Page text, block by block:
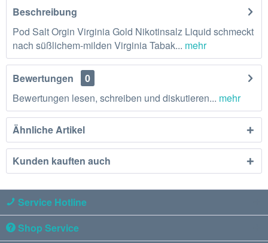
Beschreibung
Pod Salt Orgin Virginia Gold Nikotinsalz Liquid schmeckt
nach süßlichem-milden Virginia Tabak... mehr
Bewertungen
0
Bewertungen lesen, schreiben und diskutieren... mehr
Ähnliche Artikel
Kunden kauften auch
Service Hotline
Shop Service